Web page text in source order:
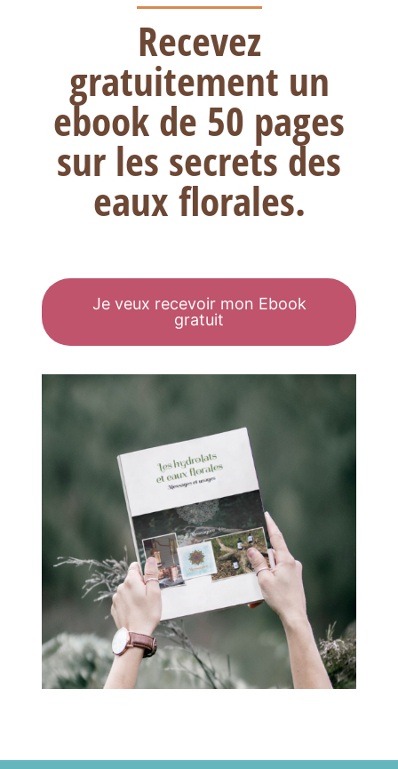
Recevez
gratuitement un
ebook de 50 pages
sur les secrets des
eaux florales.
Je veux recevoir mon Ebook
gratuit